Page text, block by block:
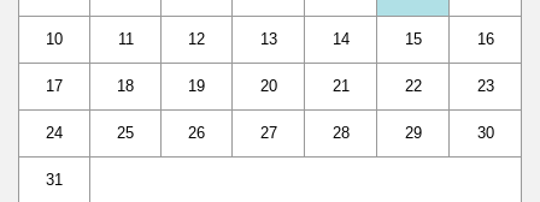
10 11 12 13 14 15 16
17 18 19 20 21 22 23
24 25 26 27 28 29 30
31